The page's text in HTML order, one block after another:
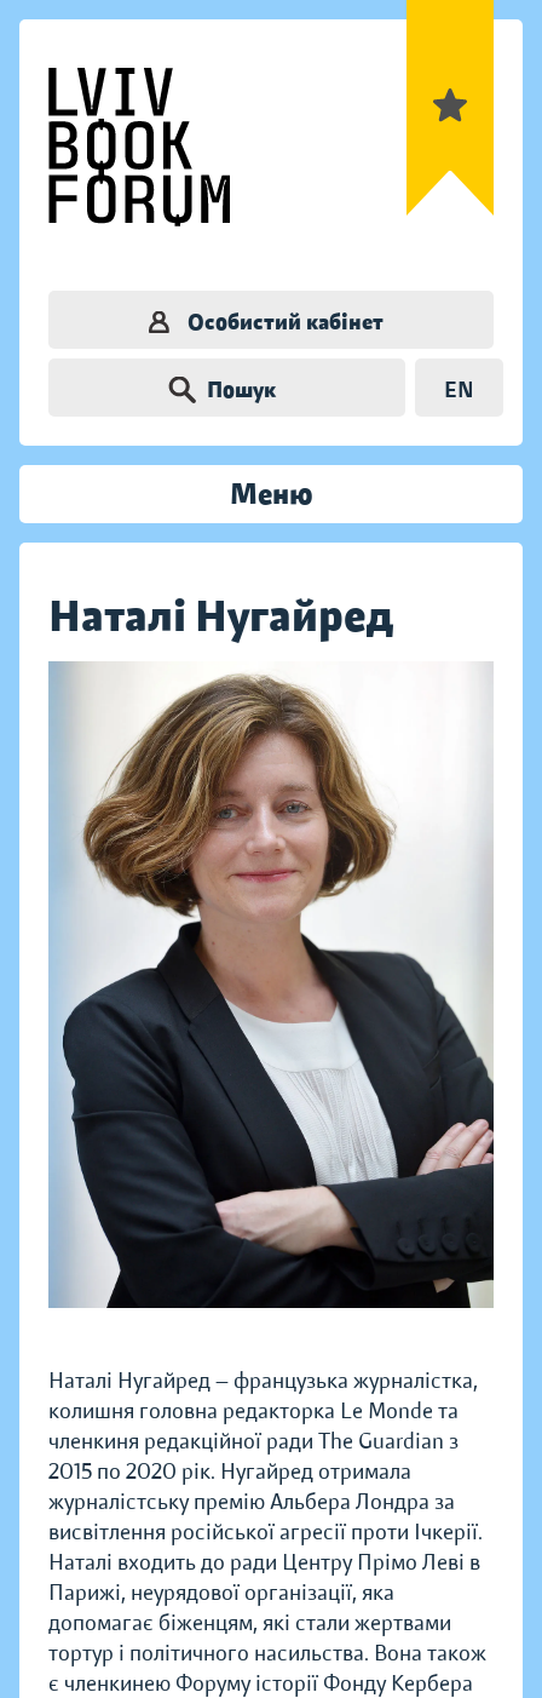
Особистий кабінет
Пошук EN
Меню
Наталі Нугайред
Наталі Нугайред — французька журналістка,
колишня головна редакторка Le Monde та
членкиня редакційної ради The Guardian з
2015 по 2020 рік. Нугайред отримала
журналістську премію Альбера Лондра за
висвітлення російської агресії проти Ічкерії.
Наталі входить до ради Центру Прімо Леві в
Парижі, неурядової організації, яка
допомагає біженцям, які стали жертвами
тортур і політичного насильства. Вона також
є членкинею Форуму історії Фонду Кербера